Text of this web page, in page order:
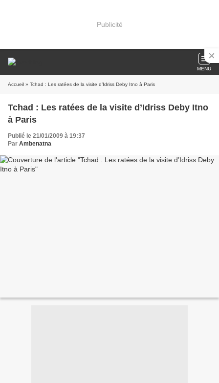
Publicité
MENU
Accueil » Tchad : Les ratées de la visite d’Idriss Deby Itno à Paris
Tchad : Les ratées de la visite d’Idriss Deby Itno
à Paris
Publié le 21/01/2009 à 19:37
Par Ambenatna